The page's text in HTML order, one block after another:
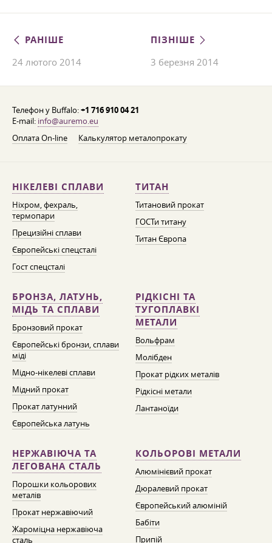
РАНІШЕ
24 лютого 2014
ПІЗНІШЕ
3 березня 2014
Телефон у Buffalo:+1 716 910 04 21
E-mail: info@auremo.eu
Оплата On-line
Калькулятор металопрокату
НІКЕЛЕВІ СПЛАВИ
Ніхром, фехраль,
термопари
Прецизійні сплави
Європейські спецсталі
Гост спецсталі
ТИТАН
Титановий прокат
ГОСТи титану
Титан Європа
БРОНЗА, ЛАТУНЬ,
МІДЬ ТА СПЛАВИ
Бронзовий прокат
Європейські бронзи, сплави
міді
Мідно-нікелеві сплави
Мідний прокат
Прокат латунний
Європейська латунь
РІДКІСНІ ТА
ТУГОПЛАВКІ
МЕТАЛИ
Вольфрам
Молібден
Прокат рідких металів
Рідкісні метали
Лантаноїди
НЕРЖАВІЮЧА ТА
ЛЕГОВАНА СТАЛЬ
Порошки кольорових
металів
Прокат нержавіючий
Жароміцна нержавіюча
сталь
КОЛЬОРОВІ МЕТАЛИ
Алюмінієвий прокат
Дюралевий прокат
Європейський алюміній
Бабіти
Припій